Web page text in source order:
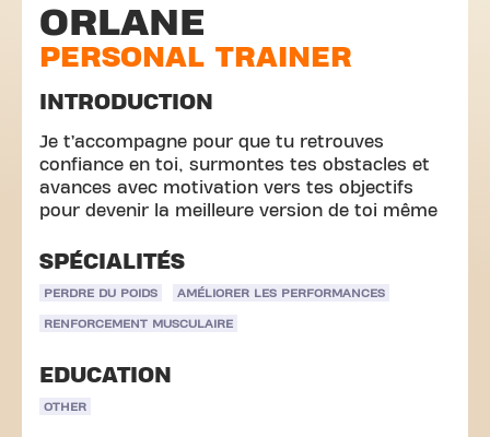
ORLANE
PERSONAL TRAINER
INTRODUCTION
Je t’accompagne pour que tu retrouves
confiance en toi, surmontes tes obstacles et
avances avec motivation vers tes objectifs
pour devenir la meilleure version de toi même
SPÉCIALITÉS
PERDRE DU POIDS AMÉLIORER LES PERFORMANCES
RENFORCEMENT MUSCULAIRE
EDUCATION
OTHER